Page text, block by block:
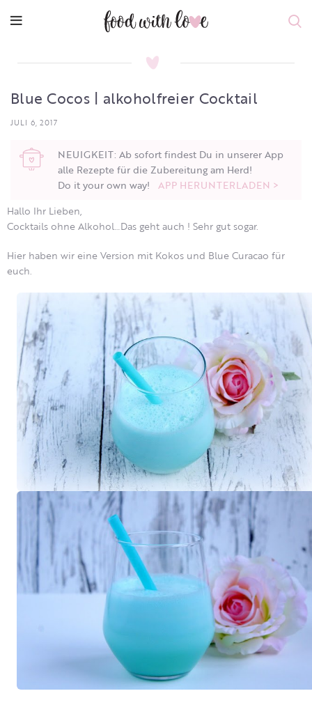
Blue Cocos | alkoholfreier Cocktail
JULI 6, 2017
NEUIGKEIT: Ab sofort findest Du in unserer App
alle Rezepte für die Zubereitung am Herd!
Do it your own way! APP HERUNTERLADEN >
Hallo Ihr Lieben,
Cocktails ohne Alkohol…Das geht auch ! Sehr gut sogar.
Hier haben wir eine Version mit Kokos und Blue Curacao für
euch.